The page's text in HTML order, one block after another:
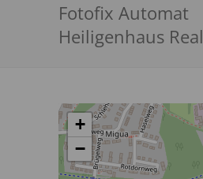
Fotofix Automat
Heiligenhaus Real
+
−